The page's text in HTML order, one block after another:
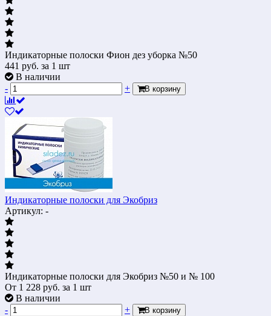
Индикаторные полоски Фион дез уборка №50
441 руб. за 1 шт
В наличии
-
+ В корзину
Индикаторные полоски для Экобриз
Артикул: -
Индикаторные полоски для Экобриз №50 и № 100
От 1 228 руб. за 1 шт
В наличии
-
+ В корзину